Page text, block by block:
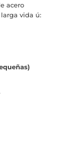
acero
vida ú: